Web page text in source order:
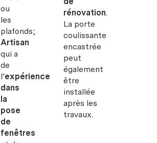
ou
les
plafonds;
Artisan
qui a
de
l’expérience
dans
la
pose
de
fenêtres
rénovation.
La porte
coulissante
encastrée
peut
également
être
installée
après les
travaux.